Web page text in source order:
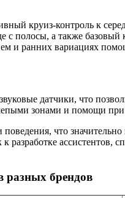
круиз-контроль к
полосы, а также базовый
и ранних вариациях
датчики, что
зонами и помощи
что
ассистентов,
разных брендов